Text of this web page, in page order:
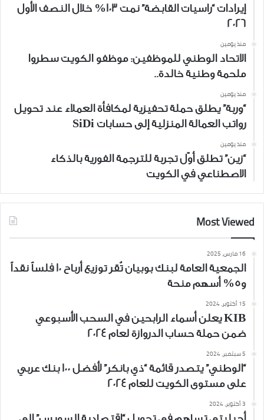
إيرادات “راسيات القابضة” نمت 103% خلال النصف الأول
2026
منذ يومين
الاتحاد الوطني للموظفين: موظفو الكويت سطروا
ملحمة وطنية خالدة..
منذ يومين
“وربة” يطلق حملة تحفيزية لمكافأة العملاء عند تحويل
رواتب العمالة المنزلية إلى حسابات SiDi
منذ يومين
“زين” تطلق أوّل تجربة للترجمة الفورية بالذكاء
الاصطناعي في الكويت
Most Viewed
16 مارس، 2025
الجمعية العامة لبنك بوبيان تُقر توزيع أرباح 10 فلساً نقداً
و5% أسهم منحة
15 أكتوبر، 2024
KIB يعلن أسماء الرابحين في السحب الأسبوعي
ضمن حملة حساب الدروازة لعام 2024
5 سبتمبر، 2024
“الوطني” يتصدر قائمة “ذي بانكر” لأفضل 100 بنك عربي
على مستوى الكويت للعام 2024
3 أكتوبر، 2024